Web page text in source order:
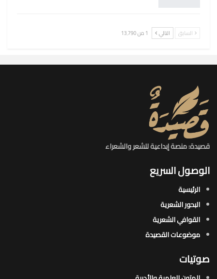
السابق التالي 1 من 13٬790
قصيدة: منصة إبداعية للشعر والشعراء
الوصول السريع
الرئيسية
البحور الشعرية​
القوافي الشعرية​
موضوعات القصيدة​
صوتيات